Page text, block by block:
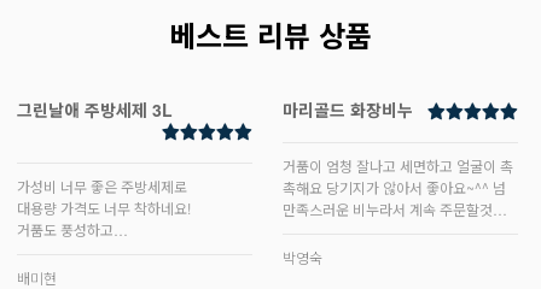
베스트 리뷰 상품
그린날애 주방세제 3L
가성비 너무 좋은 주방세제로
대용량 가격도 너무 착하네요!
거품도 풍성하고
향도 좋고
배미현
마리골드 화장비누
거품이 엄청 잘나고 세면하고 얼굴이 촉
촉해요 당기지가 않아서 좋아요~^^ 넘
만족스러운 비누라서 계속 주문할것같
박영숙